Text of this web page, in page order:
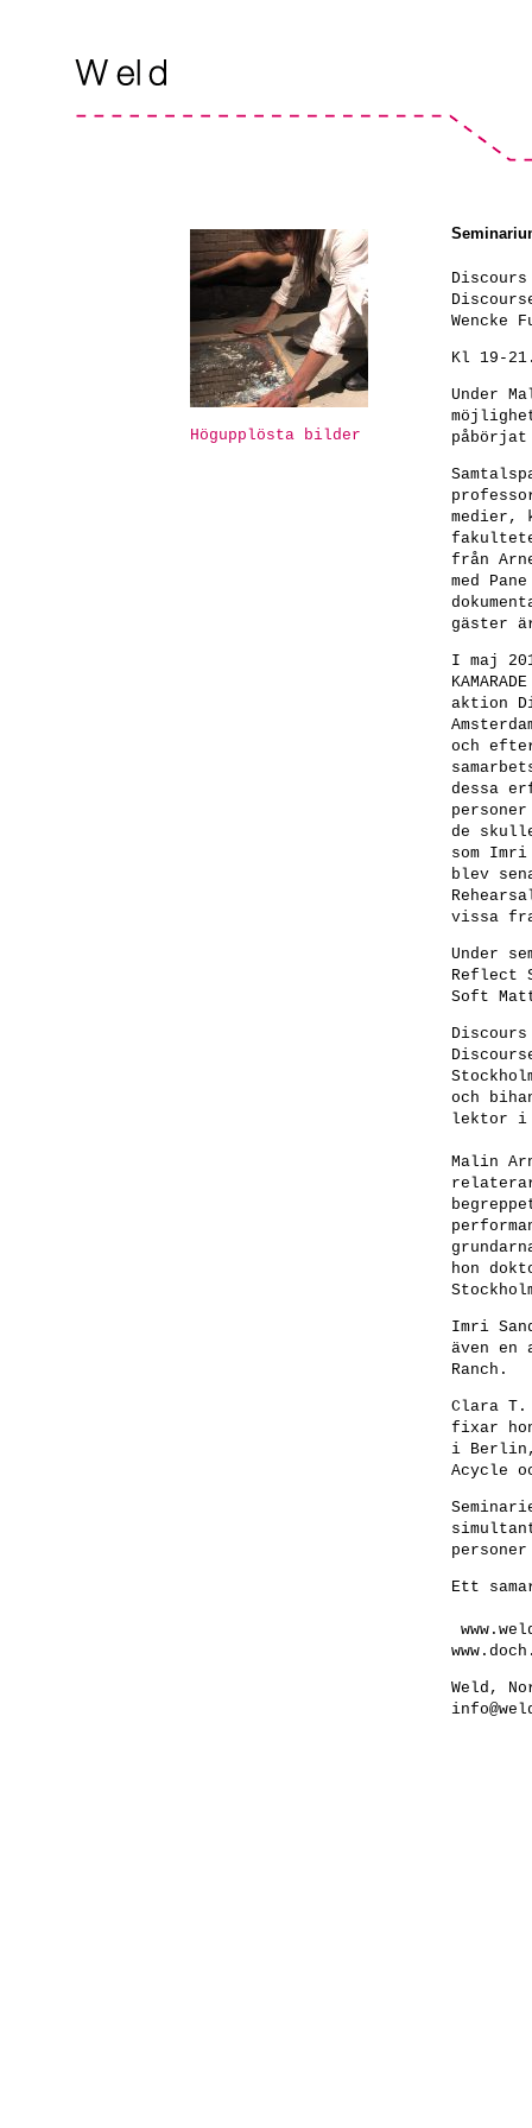
Högupplösta bilder
Discours
Wencke
Kl 19-
Under
påbörjat
medier,
från
med
gäster
I maj
aktion
och
dessa
de
som
blev
vissa
Under
Reflect
Soft
Discours
och
lektor i
Malin
hon
Imri
även en
Ranch.
Clara
fixar
i Berlin,
Acycle
Ett
Weld,